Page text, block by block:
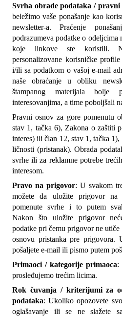
Svrha obrade podataka / pravni
beležimo vaše ponašanje kao
newsletter-a. Praćenje
podrazumeva podatke o odeljcima
koje linkove ste koristili.
personalizovane korisničke
i/ili sa podatkom o vašoj e-mail
naše obraćanje u obliku
štampanog materijala bolje
interesovanjima, a time poboljšali
Pravni osnov za gore pomenutu
stav 1, tačka 6), Zakona o zaštiti
interes) ili član 12, stav 1, tačka
ličnosti (pristanak). Obrada
svrhe ili za reklamne potrebe
interesom.
Pravo na prigovor: U svakom
možete da uložite prigovor na
pomenute svrhe i to putem
Nakon što uložite prigovor
podatke pri čemu prigovor ne utiče
osnovu pristanka pre
pošaljete e-mail ili pismo putem
Primaoci / kategorije primaoca:
prosleđujemo trećim licima.
Rok čuvanja / kriterijumi za
podataka: Ukoliko opozovete
oglašavanje ili se ne slažete